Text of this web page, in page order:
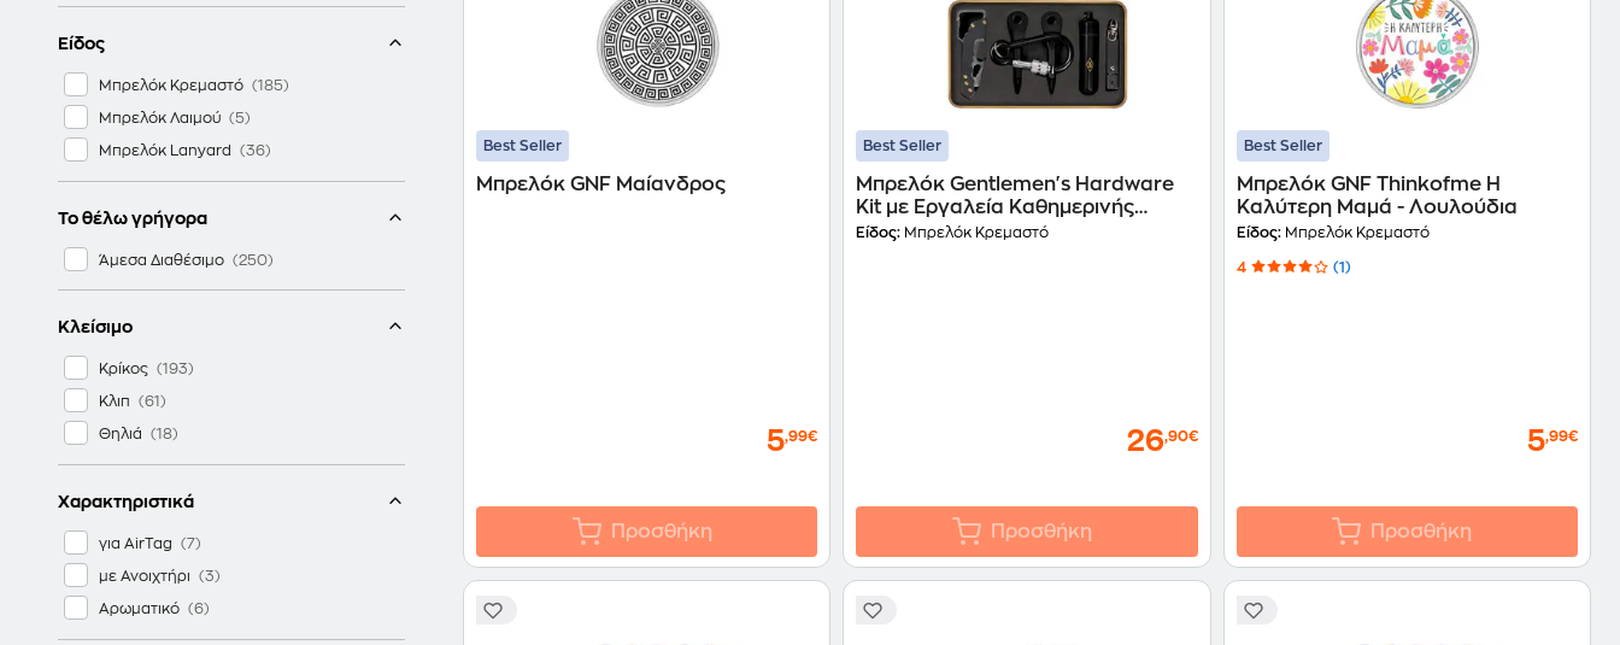
Είδος
Μπρελόκ Κρεμαστό
Μπρελόκ Λαιμού
Μπρελόκ Lanyard
Το θέλω γρήγορα
Άμεσα Διαθέσιμο
Κλείσιμο
Κρίκος
Κλιπ
Θηλιά
Χαρακτηριστικά
για AirTag
με Ανοιχτήρι
Αρωματικό
Best Seller
Μπρελόκ GNF Μαίανδρος
5,99€
Προσθήκη
Best Seller
Μπρελόκ Gentlemen's Hardware
Kit με Εργαλεία Καθημερινής
Χρήσης
Είδος: Μπρελόκ Κρεμαστό
26,90€
Προσθήκη
Best Seller
Μπρελόκ GNF Thinkofme Η
Καλύτερη Μαμά - Λουλούδια
Είδος:Μπρελόκ Κρεμαστό
4 (1)
5,99€
Προσθήκη